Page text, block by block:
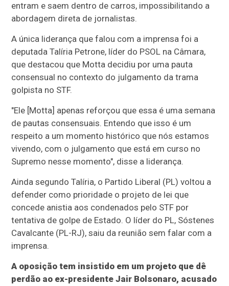
entram e saem dentro de carros, impossibilitando a
abordagem direta de jornalistas.
A única liderança que falou com a imprensa foi a
deputada Talíria Petrone, líder do PSOL na Câmara,
que destacou que Motta decidiu por uma pauta
consensual no contexto do julgamento da trama
golpista no STF.
"Ele [Motta] apenas reforçou que essa é uma semana
de pautas consensuais. Entendo que isso é um
respeito a um momento histórico que nós estamos
vivendo, com o julgamento que está em curso no
Supremo nesse momento", disse a liderança.
Ainda segundo Talíria, o Partido Liberal (PL) voltou a
defender como prioridade o projeto de lei que
concede anistia aos condenados pelo STF por
tentativa de golpe de Estado. O líder do PL, Sóstenes
Cavalcante (PL-RJ), saiu da reunião sem falar com a
imprensa.
A oposição tem insistido em um projeto que dê
perdão ao ex-presidente Jair Bolsonaro, acusado